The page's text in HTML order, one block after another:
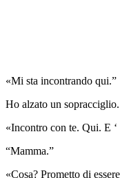
«Mi sta incontrando qui.”
Ho alzato un sopracciglio.
«Incontro con te. Qui. E ‘
“Mamma.”
«Cosa? Prometto di